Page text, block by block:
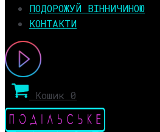
ПОДОРОЖУЙ ВІННИЧИНОЮ
КОНТАКТИ
Кошик 0